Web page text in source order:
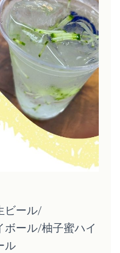
ビール/
ール/柚子蜜ハイ
ル